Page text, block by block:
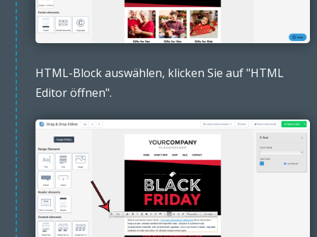
HTML-Block auswählen, klicken Sie auf "HTML
Editor öffnen".